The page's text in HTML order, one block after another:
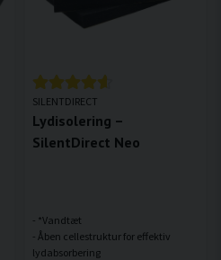
SILENTDIRECT
Lydisolering –
SilentDirect Neo
- *Vandtæt
- Åben cellestruktur for effektiv
lydabsorbering